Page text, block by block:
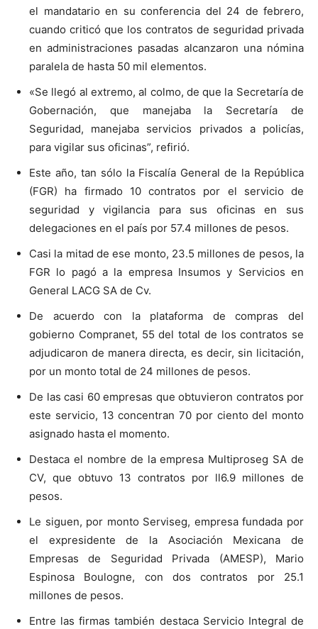
el mandatario en su conferencia del 24 de febrero,
cuando criticó que los contratos de seguridad privada
en administraciones pasadas alcanzaron una nómina
paralela de hasta 50 mil elementos.
«Se llegó al extremo, al colmo, de que la Secretaría de
Gobernación, que manejaba la Secretaría de
Seguridad, manejaba servicios privados a policías,
para vigilar sus oficinas”, refirió.
Este año, tan sólo la Fiscalía General de la República
(FGR) ha firmado 10 contratos por el servicio de
seguridad y vigilancia para sus oficinas en sus
delegaciones en el país por 57.4 millones de pesos.
Casi la mitad de ese monto, 23.5 millones de pesos, la
FGR lo pagó a la empresa Insumos y Servicios en
General LACG SA de Cv.
De acuerdo con la plataforma de compras del
gobierno Compranet, 55 del total de los contratos se
adjudicaron de manera directa, es decir, sin licitación,
por un monto total de 24 millones de pesos.
De las casi 60 empresas que obtuvieron contratos por
este servicio, 13 concentran 70 por ciento del monto
asignado hasta el momento.
Destaca el nombre de la empresa Multiproseg SA de
CV, que obtuvo 13 contratos por ll6.9 millones de
pesos.
Le siguen, por monto Serviseg, empresa fundada por
el expresidente de la Asociación Mexicana de
Empresas de Seguridad Privada (AMESP), Mario
Espinosa Boulogne, con dos contratos por 25.1
millones de pesos.
Entre las firmas también destaca Servicio Integral de